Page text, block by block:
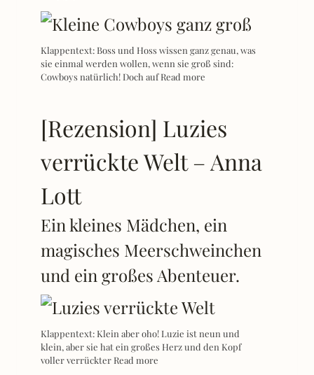
Klappentext: Boss und Hoss wissen ganz genau, was
sie einmal werden wollen, wenn sie groß sind:
Cowboys natürlich! Doch aufRead more
[Rezension] Luzies
verrückte Welt – Anna
Lott
Ein kleines Mädchen, ein
magisches Meerschweinchen
und ein großes Abenteuer.
Klappentext: Klein aber oho! Luzie ist neun und
klein, aber sie hat ein großes Herz und den Kopf
voller verrückter Read more